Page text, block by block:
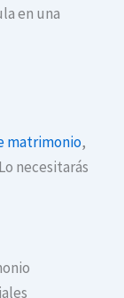
en una
matrimonio,
necesitarás